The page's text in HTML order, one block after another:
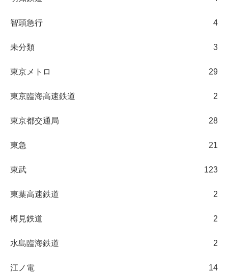
智頭急行 4
未分類 3
東京メトロ 29
東京臨海高速鉄道 2
東京都交通局 28
東急 21
東武 123
東葉高速鉄道 2
樽見鉄道 2
水島臨海鉄道 2
江ノ電 14